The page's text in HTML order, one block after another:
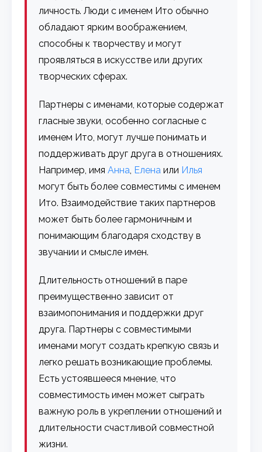
личность. Люди с именем Ито обычно
обладают ярким воображением,
способны к творчеству и могут
проявляться в искусстве или других
творческих сферах.
Партнеры с именами, которые содержат
гласные звуки, особенно согласные с
именем Ито, могут лучше понимать и
поддерживать друг друга в отношениях.
Например, имяАнна, Елена или Илья
могут быть более совместимы с именем
Ито. Взаимодействие таких партнеров
может быть более гармоничным и
понимающим благодаря сходству в
звучании и смысле имен.
Длительность отношений в паре
преимущественно зависит от
взаимопонимания и поддержки друг
друга. Партнеры с совместимыми
именами могут создать крепкую связь и
легко решать возникающие проблемы.
Есть устоявшееся мнение, что
совместимость имен может сыграть
важную роль в укреплении отношений и
длительности счастливой совместной
жизни.